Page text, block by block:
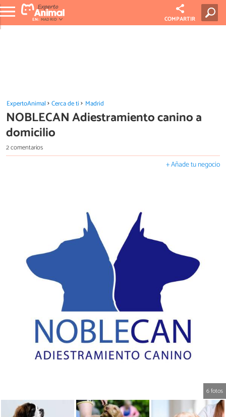
EN: MADRID COMPARTIR
ExpertoAnimal Cerca de ti Madrid
NOBLECAN Adiestramiento canino a
domicilio
2 comentarios
+ Añade tu negocio
6 fotos